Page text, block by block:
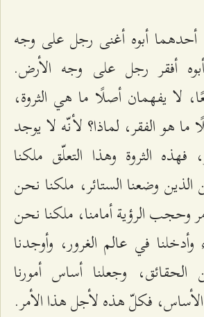
أحدهما أبوه أغنى رجل على وجه
أفقر رجل على وجه الأرض.
لا يفهمان أصلًا ما هي الثروة،
هو الفقر، لماذا؟ لأنّه لا يوجد
فهذه الثروة وهذا التعلّق ملكنا
وضعنا الستائر، ملكنا نحن
وحجب الرؤية أمامنا، ملكنا نحن
وأدخلنا في عالم الغرور، وأوجدنا
الحقائق، وجعلنا أساس أمورنا
فكلّ هذه لأجل هذا الأمر.